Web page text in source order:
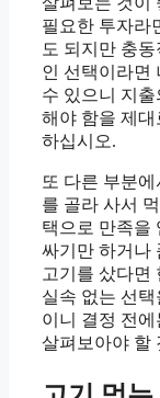
필요한 투자라
도 되지만 충
인 선택이라면
수 있으니 지출
해야 함을 제
하십시오.
또 다른 부분에
를 골라 사서
택으로 만족을
싸기만 하거나
고기를 샀다면
실속 없는 선
이니 결정 전에
살펴보아야 할